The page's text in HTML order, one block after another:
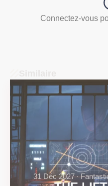
Connectez-vous
31 Déc 2027 ∙